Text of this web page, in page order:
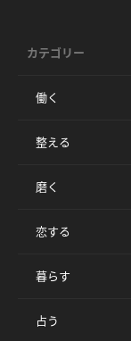
カテゴリー
働く
整える
磨く
恋する
暮らす
占う